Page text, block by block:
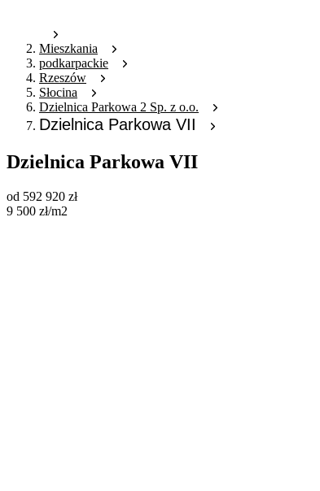
Mieszkania
podkarpackie
Rzeszów
Słocina
Dzielnica Parkowa 2 Sp. z o.o.
Dzielnica Parkowa VII
Dzielnica Parkowa VII
od 592 920 zł
9 500 zł/m2